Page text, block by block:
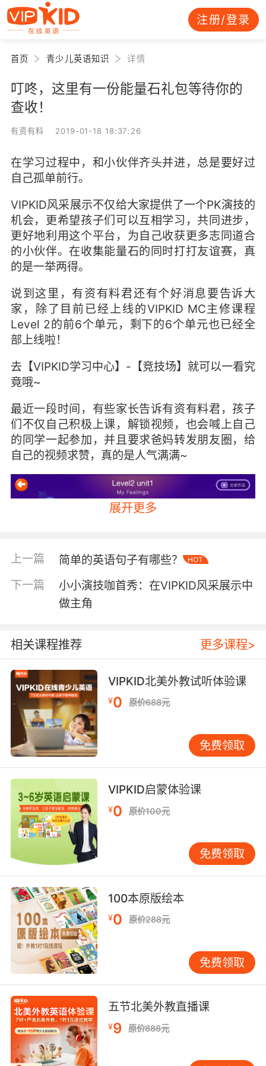
注册/登录
首页 青少儿英语知识 详情
叮咚，这里有一份能量石礼包等待你的
查收！
有资有料 2019-01-18 18:37:26
在学习过程中，和小伙伴齐头并进，总是要好过
自己孤单前行。
VIPKID风采展示不仅给大家提供了一个PK演技的
机会，更希望孩子们可以互相学习，共同进步，
更好地利用这个平台，为自己收获更多志同道合
的小伙伴。在收集能量石的同时打打友谊赛，真
的是一举两得。
说到这里，有资有料君还有个好消息要告诉大
家，除了目前已经上线的VIPKID MC主修课程
Level 2的前6个单元，剩下的6个单元也已经全
部上线啦！
去【VIPKID学习中心】-【竞技场】就可以一看究
竟哦~
最近一段时间，有些家长告诉有资有料君，孩子
们不仅自己积极上课，解锁视频，也会喊上自己
的同学一起参加，并且要求爸妈转发朋友圈，给
自己的视频求赞，真的是人气满满~
（排行榜来自于VIPKID MC主修课程Level 2
Unit 1）
孩子们如此积极踊跃，除了热衷表演之外，也是
因为视频录制上传后，会送出数量不等的能量石
哦（有资有料君温馨提示：只有第一次完成时才
会获得能量石奖励，重新上传不会获得奖励）！
不知道大家都已经收集到了多少颗能量石，是否
开启了新的场景呢？
对于孩子来说，风采展示不仅是可以尽情施展演
技的舞台，它的设计理念也非常清晰严谨。通过
学、练、测三个环节，帮助孩子掌握每个单元的
生动、有温度的台词设计，让孩子们在模仿和输
出的过程中，进一步活用每单元所学的知识点。
展开更多
上一篇 简单的英语句子有哪些？ HOT
下一篇
小小演技咖首秀：在VIPKID风采展示中
做主角
相关课程推荐 更多课程>
VIPKID北美外教试听体验课
¥0 原价688元
免费领取
VIPKID启蒙体验课
¥0 原价100元
免费领取
100本原版绘本
¥0 原价288元
免费领取
五节北美外教直播课
¥9 原价888元